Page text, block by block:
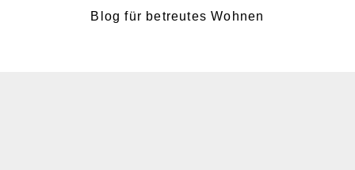
Blog für betreutes Wohnen